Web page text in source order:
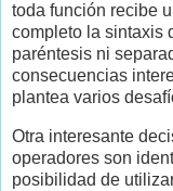
toda función recibe
completo la sintaxis
paréntesis ni
consecuencias
plantea varios
Otra interesante
operadores son
posibilidad de